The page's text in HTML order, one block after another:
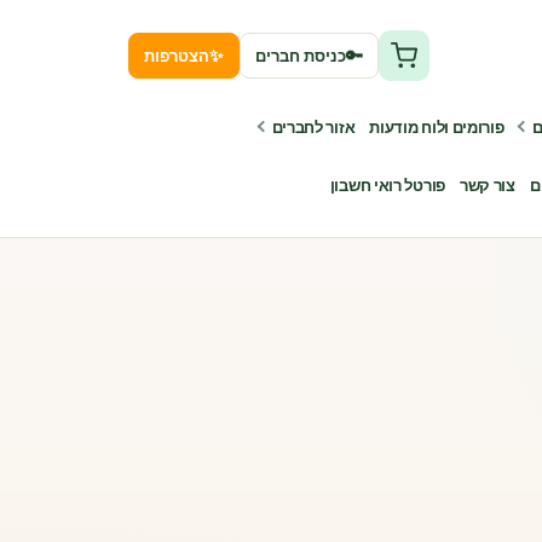
פורומים ולוח מודעות אזור לחברים
צור קשר פורטל רואי חשבון
🔑כניסת חברים ✨הצטרפות